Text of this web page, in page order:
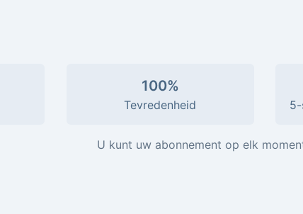
100%
Tevredenheid
U kunt uw abonnement op elk